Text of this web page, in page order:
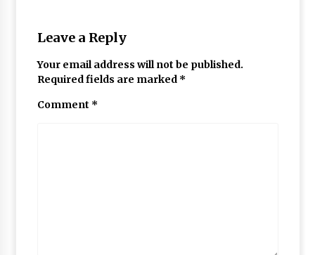
Leave a Reply
Your email address will not be published.
Required fields are marked *
Comment *